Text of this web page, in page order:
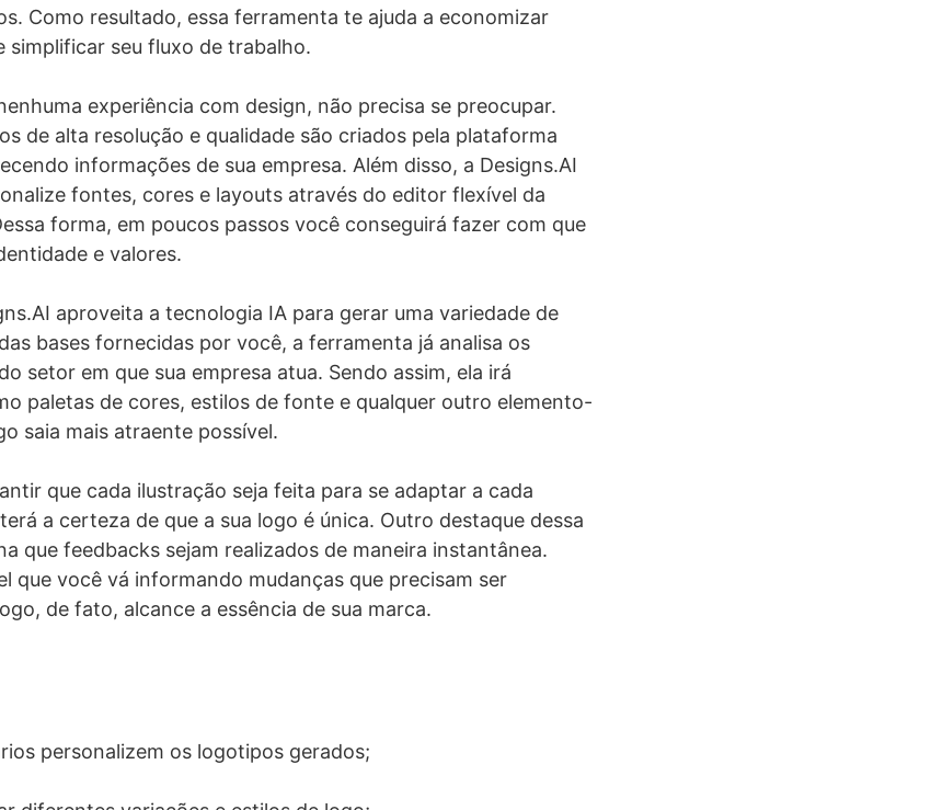
Como resultado, essa ferramenta te ajuda a economizar
seu fluxo de trabalho.
experiência com design, não precisa se preocupar.
de alta resolução e qualidade são criados pela plataforma
informações de sua empresa. Além disso, a Designs.AI
fontes, cores e layouts através do editor flexível da
forma, em poucos passos você conseguirá fazer com que
e valores.
aproveita a tecnologia IA ​​para gerar uma variedade de
bases fornecidas por você, a ferramenta já analisa os
setor em que sua empresa atua. Sendo assim, ela irá
paletas de cores, estilos de fonte e qualquer outro elemento-
saia mais atraente possível.
que cada ilustração seja feita para se adaptar a cada
a certeza de que a sua logo é única. Outro destaque dessa
que feedbacks sejam realizados de maneira instantânea.
que você vá informando mudanças que precisam ser
de fato, alcance a essência de sua marca.
personalizem os logotipos gerados;